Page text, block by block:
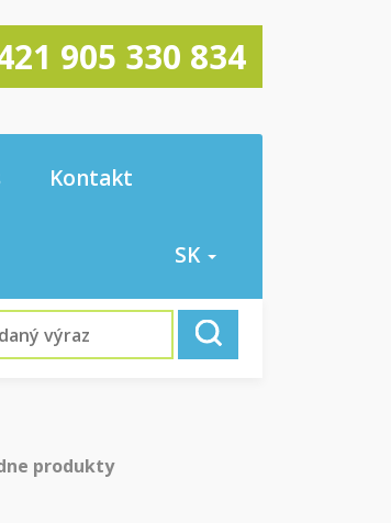
905 330 834
Kontakt
SK
produkty